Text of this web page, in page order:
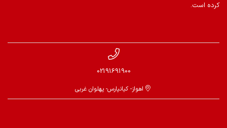
کرده است.
02191691900
اهواز- کیانپارس- پهلوان غربی